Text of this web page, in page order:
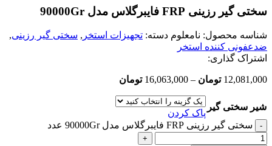
سختی گیر رزینی FRP فایبرگلاس مدل 90000Gr
شناسه محصول: نامعلوم دسته: تجهیزات استخر , سختی گیر رزینی,
ضدعفونی کننده استخر
اشتراک گذاری:
12,081,000 تومان –
16,063,000 تومان
شیر سختی گیر
پاک کردن
سختی گیر رزینی FRP فایبرگلاس مدل 90000Gr عدد